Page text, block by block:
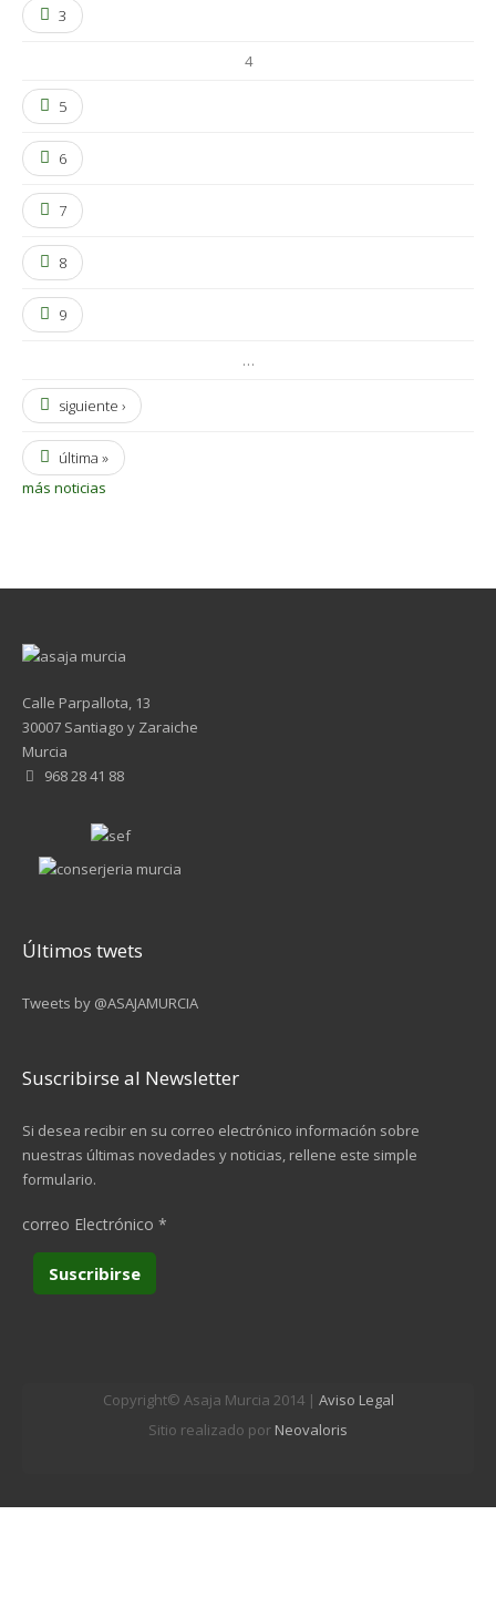
3
4
5
6
7
8
9
…
siguiente ›
última »
más noticias
Calle Parpallota, 13
30007 Santiago y Zaraiche
Murcia
968 28 41 88
Últimos twets
Tweets by @ASAJAMURCIA
Suscribirse al Newsletter
Si desea recibir en su correo electrónico información sobre
nuestras últimas novedades y noticias, rellene este simple
formulario.
correo Electrónico *
Copyright© Asaja Murcia 2014 | Aviso Legal
Sitio realizado por Neovaloris